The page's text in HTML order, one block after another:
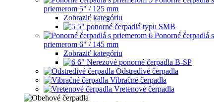
priemerom 5" / 125 mm
Zobraziť kategóriu
5" ponorné čerpadlá typu SMB
Ponorné čerpadlá s
priemerom 6" / 145 mm
Zobraziť kategóriu
6" Nerezové ponorné čerpadla B-SP
Odstredivé čerpadla
Vibračné čerpadla
Vretenové čerpadla